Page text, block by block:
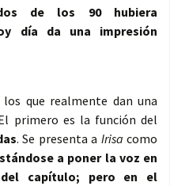
de los 90 hubiera
día da una impresión
que realmente dan una
primero es la función del
. Se presenta a Irisa como
a poner la voz en
capítulo; pero en el